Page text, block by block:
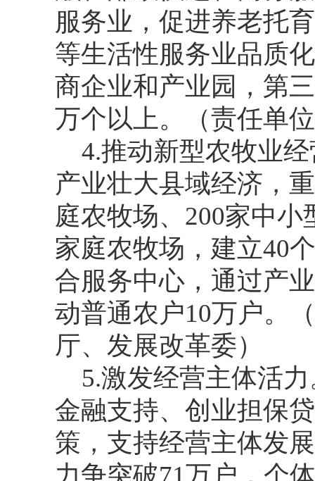
服务业，促进养老托
等生活性服务业品质
商企业和产业园，第
万个以上。（责任单
4.推动新型农牧业
产业壮大县域经济，
庭农牧场、200家中
家庭农牧场，建立40
合服务中心，通过产
动普通农户10万户。
厅、发展改革委）
5.激发经营主体活
金融支持、创业担保
策，支持经营主体发
力争突破71万户，个